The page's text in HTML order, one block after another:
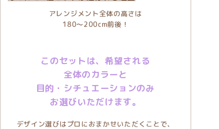
アレンジメント全体の高さは
180〜200cm前後！
このセットは、希望される
全体のカラーと
目的・シチュエーションのみ
お選びいただけます。
デザイン選びはプロにおまかせいただくことで、